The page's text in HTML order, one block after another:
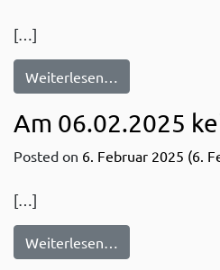
[…]
Weiterlesen…
Am 06.02.2025
Posted on 6. Februar 2025 (6.
[…]
Weiterlesen…